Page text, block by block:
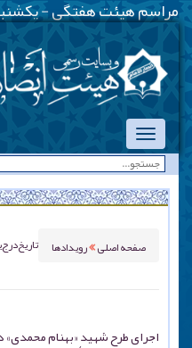
مراسم هیئت هفتگی -
صفحه اصلی رویدادها تاریخ درج